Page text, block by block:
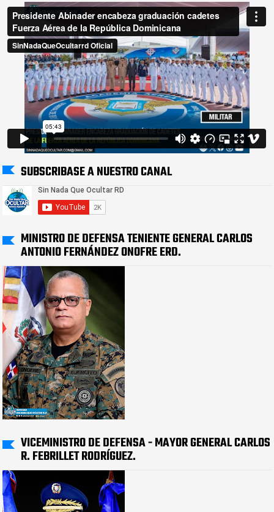
SUBSCRIBASE A NUESTRO CANAL
MINISTRO DE DEFENSA TENIENTE GENERAL CARLOS
ANTONIO FERNÁNDEZ ONOFRE ERD.
VICEMINISTRO DE DEFENSA - MAYOR GENERAL CARLOS
R. FEBRILLET RODRÍGUEZ.